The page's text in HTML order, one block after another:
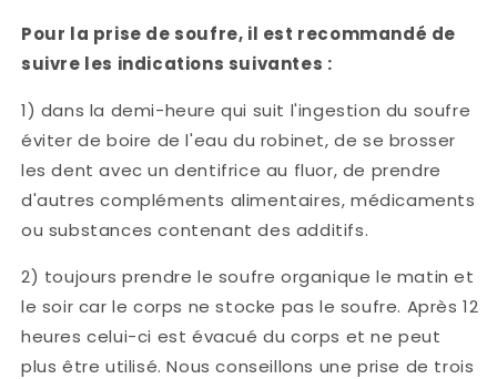
Pour la prise de soufre, il est recommandé de
suivre les indications suivantes :
1) dans la demi-heure qui suit l'ingestion du soufre
éviter de boire de l'eau du robinet, de se brosser
les dent avec un dentifrice au fluor, de prendre
d'autres compléments alimentaires, médicaments
ou substances contenant des additifs.
2) toujours prendre le soufre organique le matin et
le soir car le corps ne stocke pas le soufre. Après 12
heures celui-ci est évacué du corps et ne peut
plus être utilisé. Nous conseillons une prise de trois